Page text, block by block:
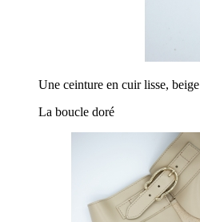
Une ceinture en cuir lisse, beige
La boucle doré